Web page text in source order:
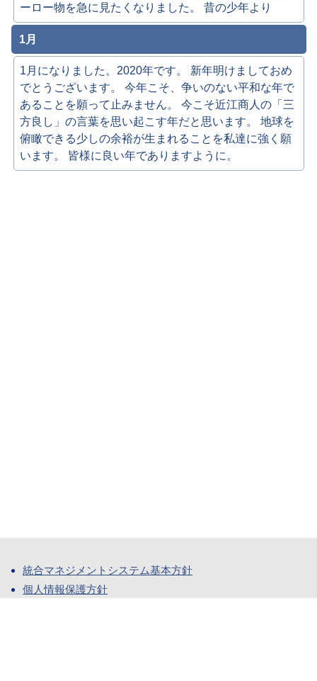
ーロー物を急に見たくなりました。 昔の少年より
1月
1月になりました。2020年です。 新年明けましておめ
でとうございます。 今年こそ、争いのない平和な年で
あることを願って止みません。 今こそ近江商人の「三
方良し」の言葉を思い起こす年だと思います。 地球を
俯瞰できる少しの余裕が生まれることを私達に強く願
います。 皆様に良い年でありますように。
統合マネジメントシステム基本方針
個人情報保護方針